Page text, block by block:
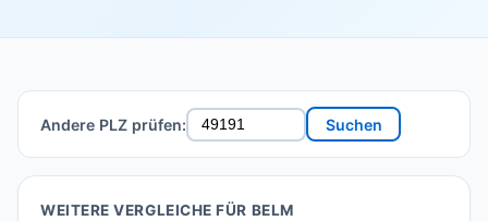
Andere PLZ prüfen: Suchen
WEITERE VERGLEICHE FÜR BELM